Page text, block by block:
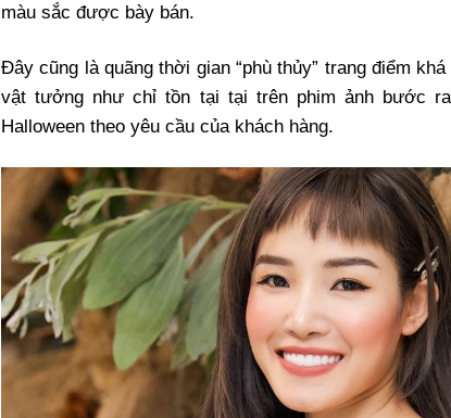
màu sắc được bày bán.
Đây cũng là quãng thời gian “phù thủy” trang điểm
vật tưởng như chỉ tồn tại tại trên phim ảnh bước
Halloween theo yêu cầu của khách hàng.